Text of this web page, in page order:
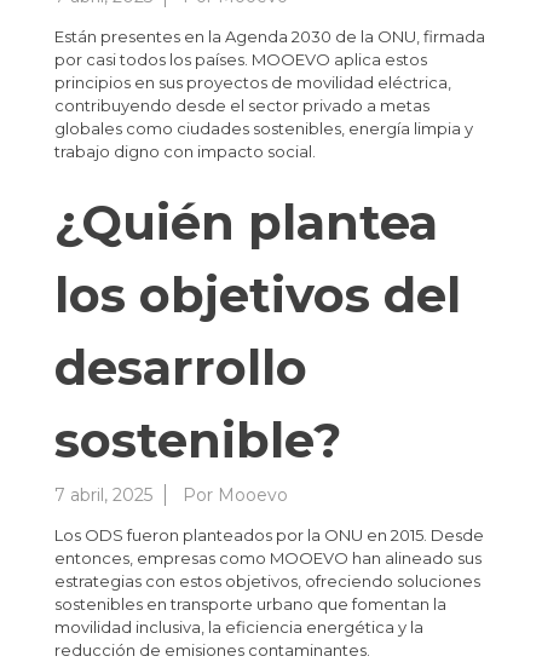
Están presentes en la Agenda 2030 de la ONU, firmada
por casi todos los países. MOOEVO aplica estos
principios en sus proyectos de movilidad eléctrica,
contribuyendo desde el sector privado a metas
globales como ciudades sostenibles, energía limpia y
trabajo digno con impacto social.
¿Quién plantea
los objetivos del
desarrollo
sostenible?
7 abril, 2025 Por Mooevo
Los ODS fueron planteados por la ONU en 2015. Desde
entonces, empresas como MOOEVO han alineado sus
estrategias con estos objetivos, ofreciendo soluciones
sostenibles en transporte urbano que fomentan la
movilidad inclusiva, la eficiencia energética y la
reducción de emisiones contaminantes.